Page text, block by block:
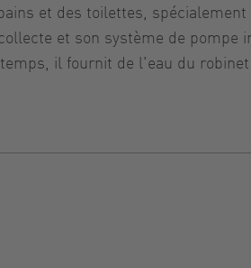
et des toilettes,
et son système de pompe
il fournit de l'eau du